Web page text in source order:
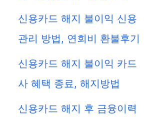
신용카드 해지 불이익 신용
관리 방법, 연회비 환불후기
신용카드 해지 불이익 카드
사 혜택 종료, 해지방법
신용카드 해지 후 금융이력